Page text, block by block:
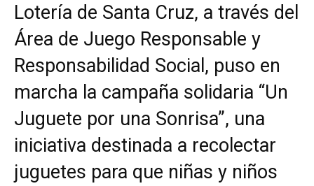
Lotería de Santa Cruz, a través del
Área de Juego Responsable y
Responsabilidad Social, puso en
marcha la campaña solidaria “Un
Juguete por una Sonrisa”, una
iniciativa destinada a recolectar
juguetes para que niñas y niños